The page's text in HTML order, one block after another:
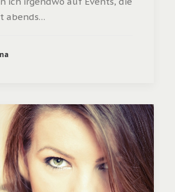
abends…